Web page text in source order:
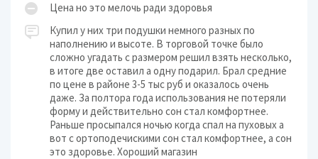
Цена но это мелочь ради здоровья
Купил у них три подушки немного разных по
наполнению и высоте. В торговой точке было
сложно угадать с размером решил взять несколько,
в итоге две оставил а одну подарил. Брал средние
по цене в районе 3-5 тыс руб и оказалось очень
даже. За полтора года использования не потеряли
форму и действительно сон стал комфортнее.
Раньше просыпался ночью когда спал на пуховых а
вот с ортоподечискими сон стал комфортнее, а сон
это здоровье. Хороший магазин